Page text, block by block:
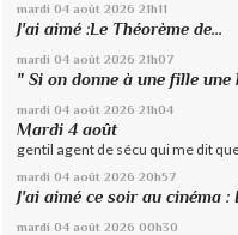
mardi 04 août 2026 21h11
J'ai aimé :Le Théorème de...
mardi 04 août 2026 21h07
" Si on donne à une fille une
mardi 04 août 2026 21h04
Mardi 4 août
gentil agent de sécu qui me dit
mardi 04 août 2026 20h57
J'ai aimé ce soir au cinéma :
mardi 04 août 2026 00h30